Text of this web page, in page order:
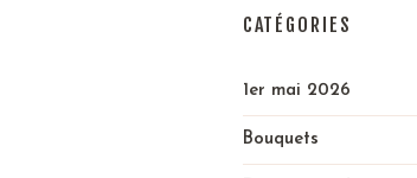
CATÉGORIES
1er mai 2026
Bouquets